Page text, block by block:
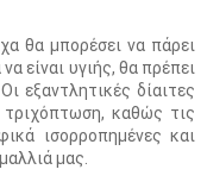
θα μπορέσει να πάρει
είναι υγιής, θα πρέπει
εξαντλητικές δίαιτες
καθώς τις
ισορροπημένες και
μας.